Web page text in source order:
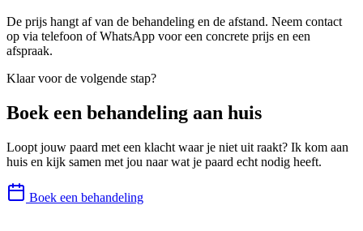
De prijs hangt af van de behandeling en de afstand. Neem contact
op via telefoon of WhatsApp voor een concrete prijs en een
afspraak.
Klaar voor de volgende stap?
Boek een behandeling aan huis
Loopt jouw paard met een klacht waar je niet uit raakt? Ik kom aan
huis en kijk samen met jou naar wat je paard echt nodig heeft.
Boek een behandeling